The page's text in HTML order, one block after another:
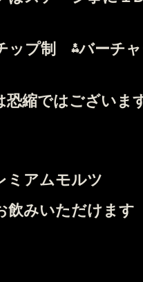
ップ制 ⁂バーチ
恐縮ではございま
ミアムモルツ
飲みいただけます